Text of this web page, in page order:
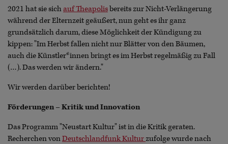
2021 hat sie sichauf Theapolisbereits zur Nicht-Verlängerung
während der Elternzeit geäußert, nun geht es ihr ganz
grundsätzlich darum, diese Möglichkeit der Kündigung zu
kippen: "Im Herbst fallen nicht nur Blätter von den Bäumen,
auch die Künstler*innen bringt es im Herbst regelmäßig zu Fall
(…). Das werden wir ändern."
Wir werden darüber berichten!
Förderungen – Kritik und Innovation
Das Programm "Neustart Kultur" ist in die Kritik geraten.
Recherchen vonDeutschlandfunk Kulturzufolge wurde nach